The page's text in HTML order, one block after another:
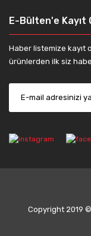
E-Bülten'e Kayıt
Haber listemize kayıt
ürünlerden ilk siz
Copyright 2019